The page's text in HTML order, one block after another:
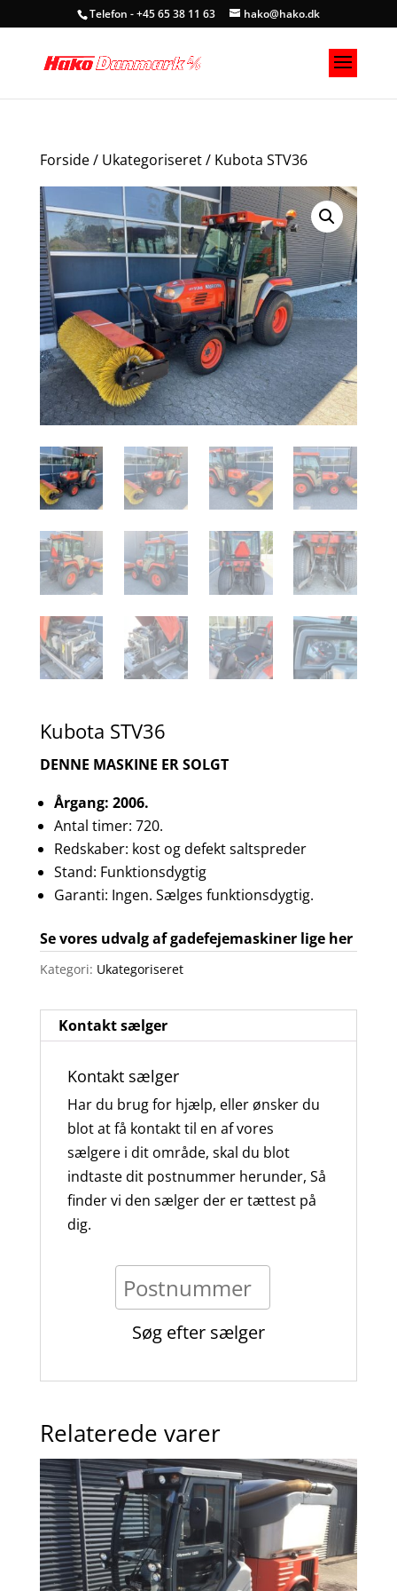
Telefon - +45 65 38 11 63 hako@hako.dk
Forside/ Ukategoriseret/ Kubota STV36
Kubota STV36
DENNE MASKINE ER SOLGT
Årgang: 2006.
Antal timer: 720.
Redskaber: kost og defekt saltspreder
Stand: Funktionsdygtig
Garanti: Ingen. Sælges funktionsdygtig.
Se vores udvalg af gadefejemaskiner lige her
Kategori: Ukategoriseret
Kontakt sælger
Kontakt sælger
Har du brug for hjælp, eller ønsker du
blot at få kontakt til en af vores
sælgere i dit område, skal du blot
indtaste dit postnummer herunder, Så
finder vi den sælger der er tættest på
dig.
Relaterede varer